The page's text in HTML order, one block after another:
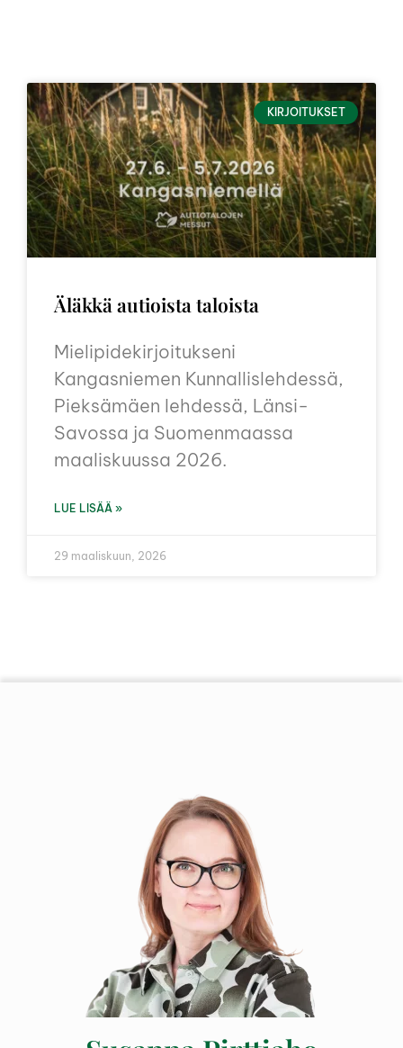
KIRJOITUKSET
Äläkkä autioista taloista
Mielipidekirjoitukseni
Kangasniemen Kunnallislehdessä,
Pieksämäen lehdessä, Länsi-
Savossa ja Suomenmaassa
maaliskuussa 2026.
LUE LISÄÄ »
29 maaliskuun, 2026